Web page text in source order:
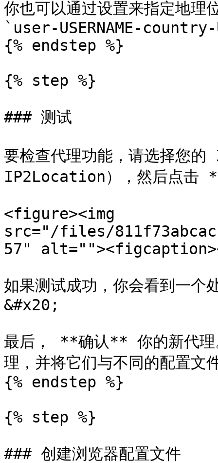
你也可以通过设置来指定地
`user-USERNAME-
{% endstep %}
{% step %}
### 测试
要检查代理功能，请选择您
IP2Location），然后点击
<figure><img
src="/files/
57"
如果测试成功，你会看到一
&#x20;
最后， **确认** 你的新代理
理，并将它们与不同的配置文
{% endstep %}
{% step %}
### 创建浏览器配置文件